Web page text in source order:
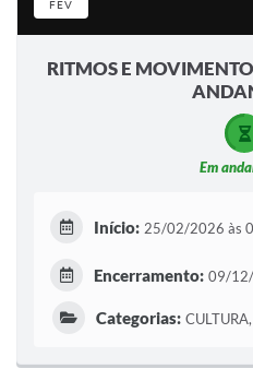
FEV
RITMOS E
Em
Início: 25/02/2026 às
Encerramento: 09/
Categorias: